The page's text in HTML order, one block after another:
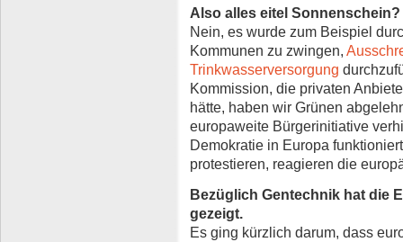
Also alles eitel Sonnenschein?
Nein, es wurde zum Beispiel
Kommunen zu zwingen,
Trinkwasserversorgung
Kommission, die privaten
hätte, haben wir Grünen
europaweite Bürgerinitiative
Demokratie in Europa
protestieren, reagieren die
Bezüglich Gentechnik hat die
gezeigt.
Es ging kürzlich darum, dass